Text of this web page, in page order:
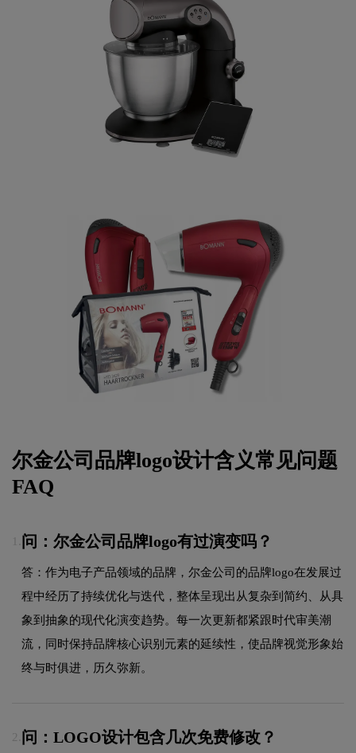
尔金公司品牌logo设计含义常见问题
FAQ
问：尔金公司品牌logo有过演变吗？
答：作为电子产品领域的品牌，尔金公司的品牌logo在发展过
程中经历了持续优化与迭代，整体呈现出从复杂到简约、从具
象到抽象的现代化演变趋势。每一次更新都紧跟时代审美潮
流，同时保持品牌核心识别元素的延续性，使品牌视觉形象始
终与时俱进，历久弥新。
2. 问：LOGO设计包含几次免费修改？